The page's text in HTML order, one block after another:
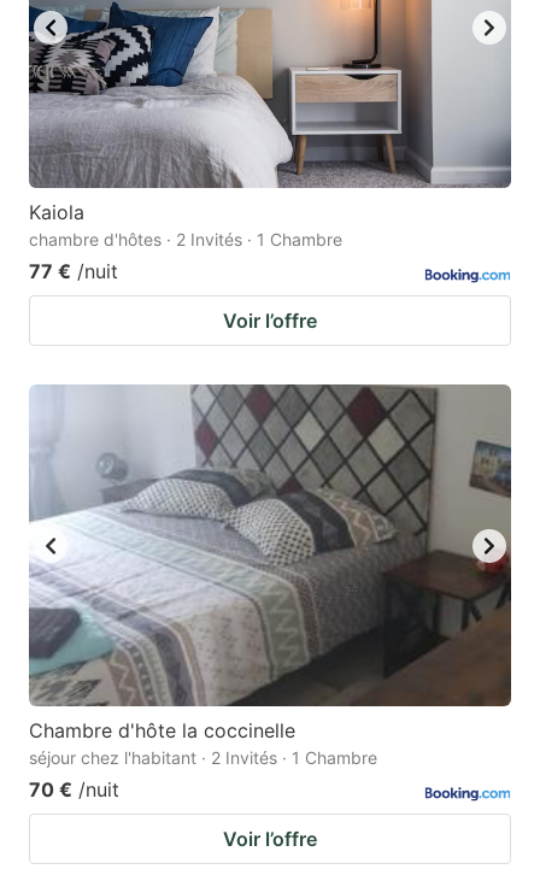
Kaiola
chambre d'hôtes · 2 Invités · 1 Chambre
77 € /nuit
Voir l’offre
Chambre d'hôte la coccinelle
séjour chez l'habitant · 2 Invités · 1 Chambre
70 € /nuit
Voir l’offre